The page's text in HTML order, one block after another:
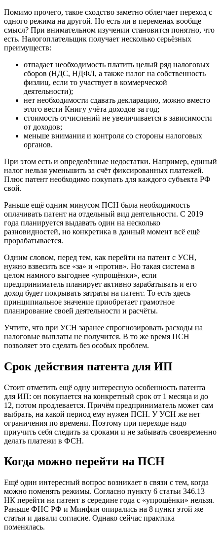
Помимо прочего, такое сходство заметно облегчает переход с
одного режима на другой. Но есть ли в переменах вообще
смысл? При внимательном изучении становится понятно, что
есть. Налогоплательщик получает несколько серьёзных
преимуществ:
отпадает необходимость платить целый ряд налоговых
сборов (НДС, НДФЛ, а также налог на собственность
физлиц, если то участвует в коммерческой
деятельности);
нет необходимости сдавать декларацию, можно вместо
этого вести Книгу учёта доходов за год;
стоимость отчислений не увеличивается в зависимости
от доходов;
меньше внимания и контроля со стороны налоговых
органов.
При этом есть и определённые недостатки. Например, единый
налог нельзя уменьшить за счёт фиксированных платежей.
Плюс патент необходимо покупать для каждого субъекта РФ
свой.
Раньше ещё одним минусом ПСН была необходимость
оплачивать патент на отдельный вид деятельности. С 2019
года планируется выдавать один на несколько
разновидностей, но конкретика в данный момент всё ещё
прорабатывается.
Одним словом, перед тем, как перейти на патент с УСН,
нужно взвесить все «за» и «против». Но такая система в
целом намного выгоднее «упрощёнки», если
предприниматель планирует активно зарабатывать и его
доход будет покрывать затраты на патент. То есть здесь
принципиальное значение приобретает грамотное
планирование своей деятельности и расчёты.
Учтите, что при УСН заранее спрогнозировать расходы на
налоговые выплаты не получится. В то же время ПСН
позволяет это сделать без особых проблем.
Срок действия патента для ИП
Стоит отметить ещё одну интересную особенность патента
для ИП: он покупается на конкретный срок от 1 месяца и до
12, потом продлевается. Причём предприниматель может сам
выбрать, на какой период ему нужен ПСН. У УСН же нет
ограничения по времени. Поэтому при переходе надо
приучить себя следить за сроками и не забывать своевременно
делать платежи в ФСН.
Когда можно перейти на ПСН
Ещё один интересный вопрос возникает в связи с тем, когда
можно поменять режимы. Согласно пункту 6 статьи 346.13
НК перейти на патент в середине года с «упрощёнки» нельзя.
Раньше ФНС РФ и Минфин опирались на 8 пункт этой же
статьи и давали согласие. Однако сейчас практика
поменялась.